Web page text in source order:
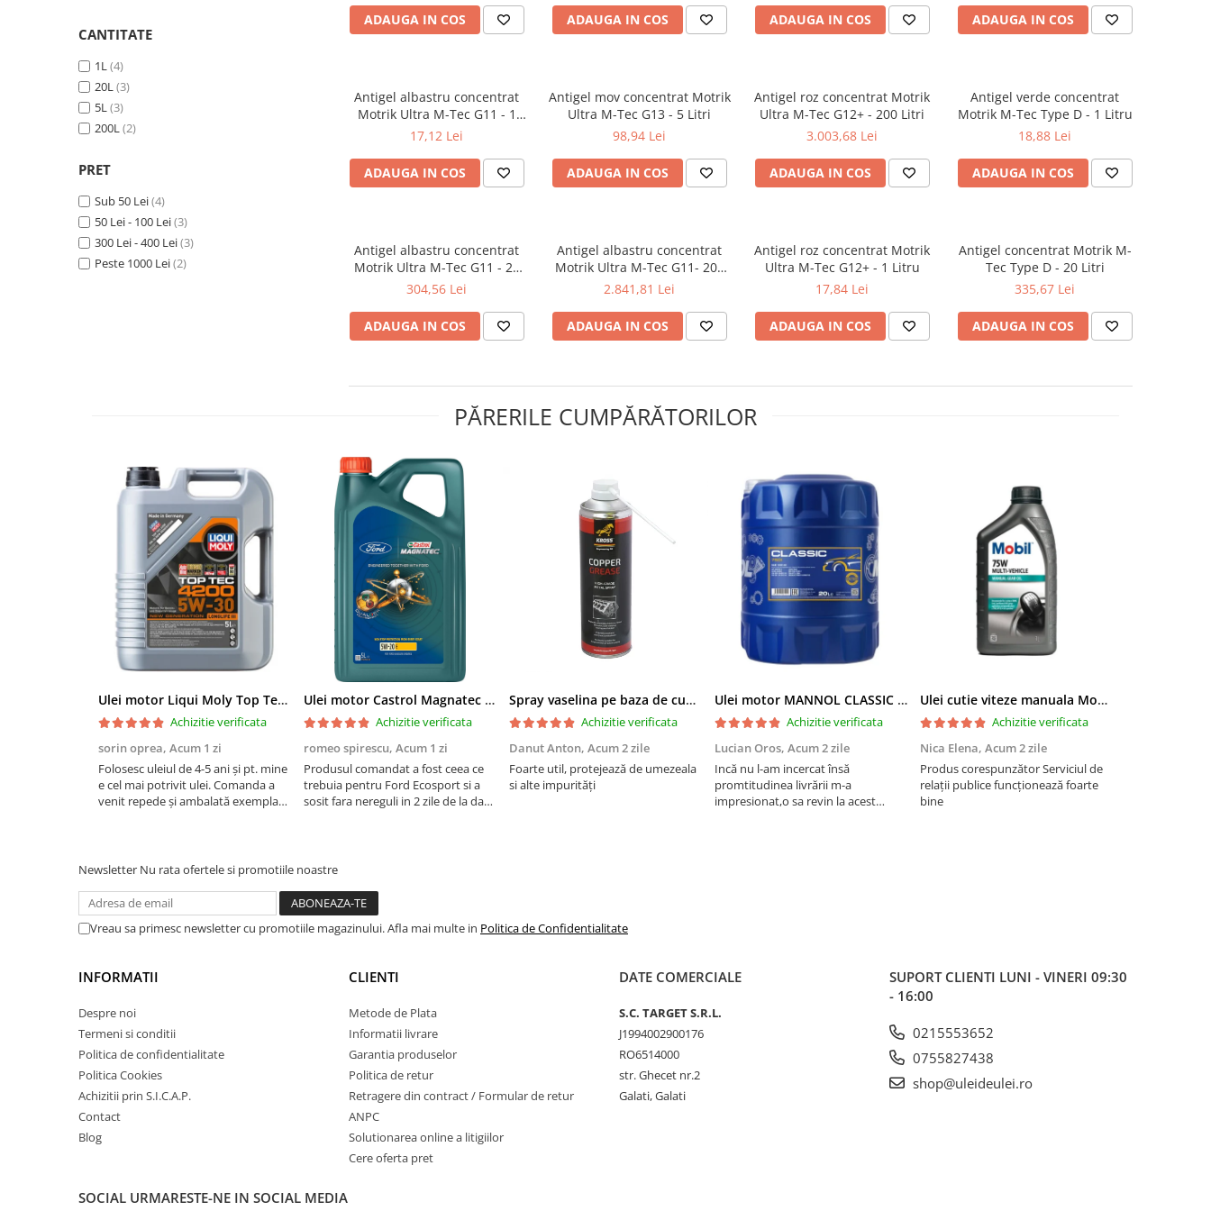
Jante si anvelope
Accesorii spalare si uscare
Intretinere motor
Curatare generala
Restaurare faruri
Decontaminare vopsea
Intretinere vopsea
Dressing exterior
Intretinere moto
■ Filtre hidraulice
■ Filtre agent racire
Filtre agent racire
Filtre combustibil
Filtre habitaclu
Filtre hidraulice
Sistem franare
Placute frana
Discuri frana
Saboti frana
Senzori uzura placute
Tamburi frana
CANTITATE
1L(4)
20L(3)
5L(3)
200L(2)
PRET
Sub 50 Lei(4)
50 Lei - 100 Lei(3)
300 Lei - 400 Lei(3)
Peste 1000 Lei(2)
ADAUGA IN COS ADAUGA IN COS ADAUGA IN COS ADAUGA IN COS
Antigel albastru concentrat
Motrik Ultra M-Tec G11 - 1
Litru
17,12 Lei
ADAUGA IN COS
Antigel mov concentrat Motrik
Ultra M-Tec G13 - 5 Litri
98,94 Lei
ADAUGA IN COS
Antigel roz concentrat Motrik
Ultra M-Tec G12+ - 200 Litri
3.003,68 Lei
ADAUGA IN COS
Antigel verde concentrat
Motrik M-Tec Type D - 1 Litru
18,88 Lei
ADAUGA IN COS
Antigel albastru concentrat
Motrik Ultra M-Tec G11 - 20
Litri
304,56 Lei
ADAUGA IN COS
Antigel albastru concentrat
Motrik Ultra M-Tec G11- 200
Litri
2.841,81 Lei
ADAUGA IN COS
Antigel roz concentrat Motrik
Ultra M-Tec G12+ - 1 Litru
17,84 Lei
ADAUGA IN COS
Antigel concentrat Motrik M-
Tec Type D - 20 Litri
335,67 Lei
ADAUGA IN COS
PĂRERILE CUMPĂRĂTORILOR
Ulei motor Liqui Moly Top Tec 4200 5W30 - 5 Litri
Achizitie verificata
sorin oprea, Acum 1 zi
Folosesc uleiul de 4-5 ani și pt. mine
e cel mai potrivit ulei. Comanda a
venit repede și ambalată exemplar
achiziției. Singură întrebare pt. mine
Ulei motor Castrol Magnatec Professional Ford E 5W20 - 5 Litri
Achizitie verificata
romeo spirescu, Acum 1 zi
Produsul comandat a fost ceea ce
trebuia pentru Ford Ecosport si a
sosit fara nereguli in 2 zile de la data
Spray vaselina pe baza de cupru Kross - 500 ml
Achizitie verificata
Danut Anton, Acum 2 zile
Foarte util, protejează de umezeala
si alte impurități
Ulei motor MANNOL CLASSIC 10W40 - 20 Litri
Achizitie verificata
Lucian Oros, Acum 2 zile
Incă nu l-am incercat însă
promtitudinea livrării m-a
impresionat,o sa revin la acest
Ulei cutie viteze manuala Mobil Multi-Vehicle Manual Transmission Fluid 75W - 1 Litru
Achizitie verificata
Nica Elena, Acum 2 zile
Produs corespunzător Serviciul de
relații publice funcționează foarte
bine
Newsletter Nu rata ofertele si promotiile noastre
Vreau sa primesc newsletter cu promotiile magazinului. Afla mai multe in Politica de Confidentialitate
INFORMATII
Despre noi
Termeni si conditii
Politica de confidentialitate
Politica Cookies
Achizitii prin S.I.C.A.P.
Contact
Blog
CLIENTI
Metode de Plata
Informatii livrare
Garantia produselor
Politica de retur
Retragere din contract / Formular de retur
ANPC
Solutionarea online a litigiilor
Cere oferta pret
DATE COMERCIALE
S.C. TARGET S.R.L.
J1994002900176
RO6514000
str. Ghecet nr.2
Galati, Galati
SUPORT CLIENTI LUNI - VINERI 09:30
- 16:00
0215553652
0755827438
shop@uleideulei.ro
SOCIAL URMARESTE-NE IN SOCIAL MEDIA